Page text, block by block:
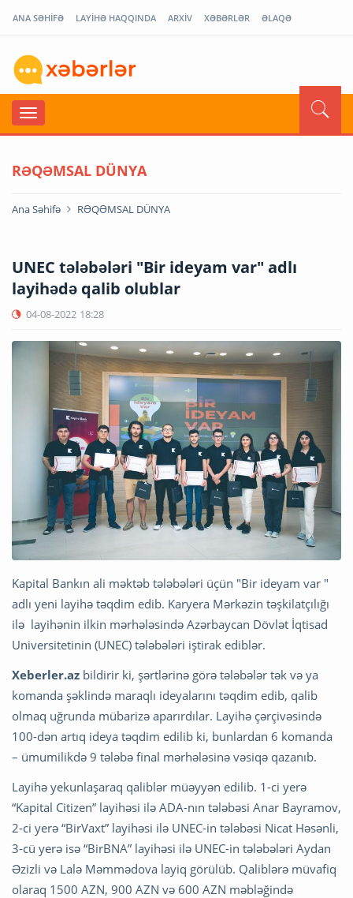
ANA SƏHİFƏ LAYİHƏ HAQQINDA ARXİV XƏBƏRLƏR ƏLAQƏ
RƏQƏMSAL DÜNYA
Ana Səhifə RƏQƏMSAL DÜNYA
UNEC tələbələri "Bir ideyam var" adlı
layihədə qalib olublar
04-08-2022 18:28
Kapital Bankın ali məktəb tələbələri üçün "Bir ideyam var "
adlı yeni layihə təqdim edib. Karyera Mərkəzin təşkilatçılığı
ilə layihənin ilkin mərhələsində Azərbaycan Dövlət İqtisad
Universitetinin (UNEC) tələbələri iştirak ediblər.
Xeberler.az bildirir ki, şərtlərinə görə tələbələr tək və ya
komanda şəklində maraqlı ideyalarını təqdim edib, qalib
olmaq uğrunda mübarizə aparırdılar. Layihə çərçivəsində
100-dən artıq ideya təqdim edilib ki, bunlardan 6 komanda
– ümumilikdə 9 tələbə final mərhələsinə vəsiqə qazanıb.
Layihə yekunlaşaraq qaliblər müəyyən edilib. 1-ci yerə
“Kapital Citizen” layihəsi ilə ADA-nın tələbəsi Anar Bayramov,
2-ci yerə “BirVaxt” layihəsi ilə UNEC-in tələbəsi Nicat Həsənli,
3-cü yerə isə “BirBNA” layihəsi ilə UNEC-in tələbələri Aydan
Əzizli və Lalə Məmmədova layiq görülüb. Qaliblərə müvafiq
olaraq 1500 AZN, 900 AZN və 600 AZN məbləğində